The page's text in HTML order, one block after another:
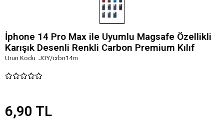
İphone 14 Pro Max ile Uyumlu Magsafe Özellikli
Karışık Desenli Renkli Carbon Premium Kılıf
Ürün Kodu: JOY/crbn14m
6,90 TL